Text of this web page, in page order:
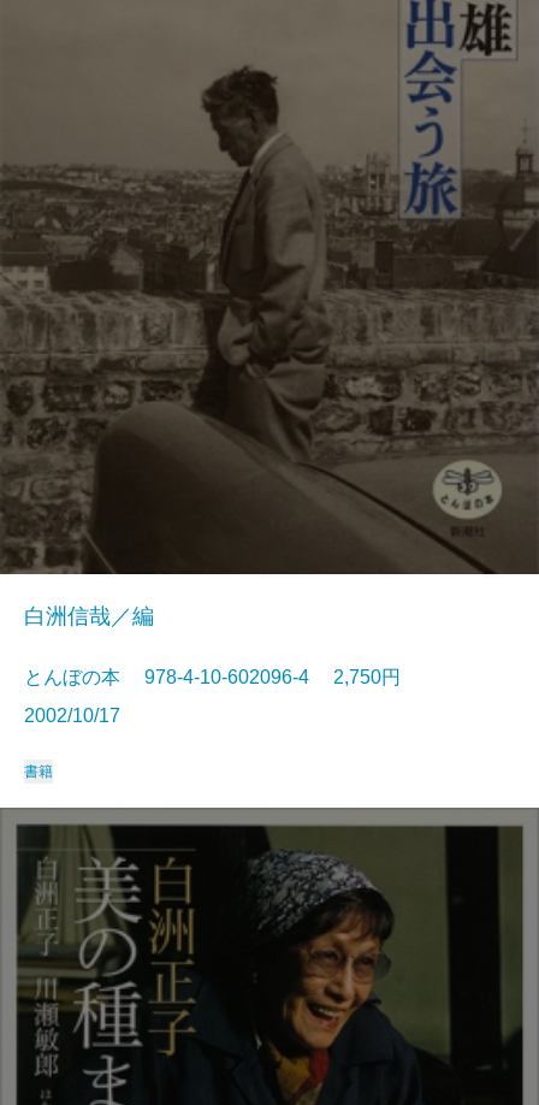
白洲信哉／編
とんぼの本 978-4-10-602096-4 2,750円
2002/10/17
書籍